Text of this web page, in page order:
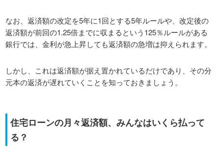
なお、返済額の改定を5年に1回とする5年ルールや、改定後の
返済額が前回の1.25倍までに収まるという125％ルールがある
銀行では、金利が急上昇しても返済額の急増は抑えられます。
しかし、これは返済額が据え置かれているだけであり、その分
元本の返済が遅れていくことを知っておきましょう。
住宅ローンの月々返済額、みんなはいくら払って
る？